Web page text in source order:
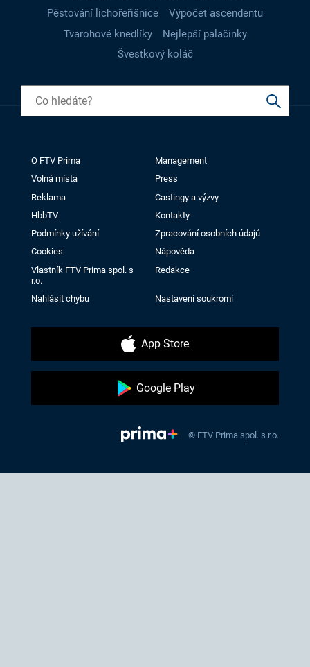
Pěstování lichořeřišnice
Výpočet ascendentu
Tvarohové knedlíky
Nejlepší palačinky
Švestkový koláč
O FTV Prima
Management
Volná místa
Press
Reklama
Castingy a výzvy
HbbTV
Kontakty
Podmínky užívání
Zpracování osobních údajů
Cookies
Nápověda
Vlastník FTV Prima spol. s
r.o.
Redakce
Nahlásit chybu Nastavení soukromí
App Store
Google Play
© FTV Prima spol. s r.o.